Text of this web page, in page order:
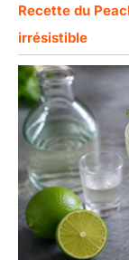
Recette du
irrésistible